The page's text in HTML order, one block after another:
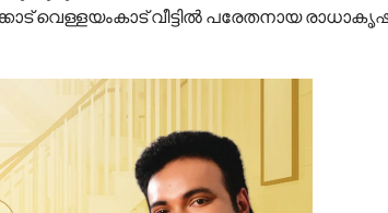
വെള്ളയംകാട് വീട്ടിൽ പരേതനായ